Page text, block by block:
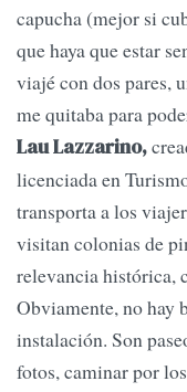
capucha (mejor si
que haya que estar
viajé con dos pares,
me quitaba para
Lau Lazzarino,
licenciada en
transporta a los
visitan colonias de
relevancia histórica,
Obviamente, no hay
instalación. Son
fotos, caminar por